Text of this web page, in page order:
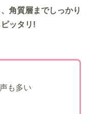
角質層までしっかり
ッタリ!
も多い